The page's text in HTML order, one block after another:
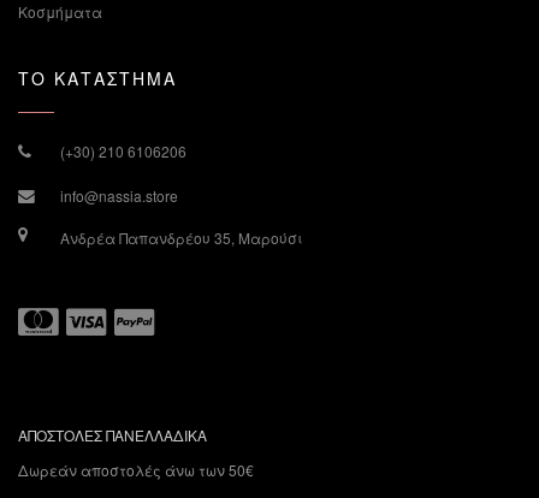
Κοσμήματα
ΤΟ ΚΑΤΑΣΤΗΜΑ
(+30) 210 6106206
info@nassia.store
Ανδρέα Παπανδρέου 35, Μαρούσι
ΑΠΟΣΤΟΛΕΣ ΠΑΝΕΛΛΑΔΙΚΑ
Δωρεάν αποστολές άνω των 50€